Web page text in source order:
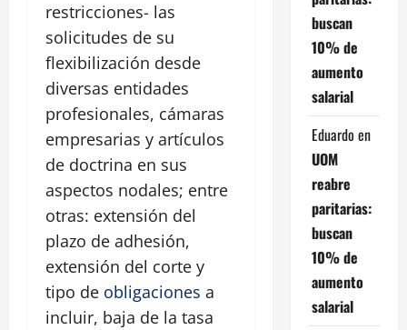
restricciones- las
solicitudes de su
flexibilización desde
diversas entidades
profesionales, cámaras
empresarias y artículos
de doctrina en sus
aspectos nodales; entre
otras: extensión del
plazo de adhesión,
extensión del corte y
tipo de obligaciones a
incluir, baja de la tasa
buscan
10% de
aumento
salarial
Eduardo en
UOM
reabre
paritarias:
buscan
10% de
aumento
salarial